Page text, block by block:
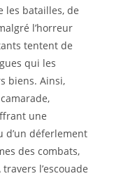
les batailles, de
l’horreur
tentent de
qui les
biens. Ainsi,
une
déferlement
des combats,
l’escouade